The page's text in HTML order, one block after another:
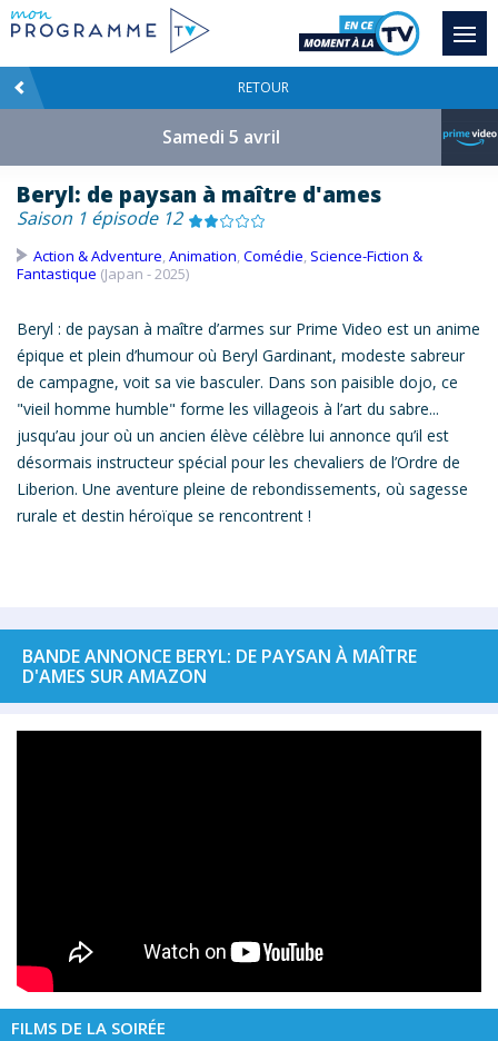
RETOUR
Samedi 5 avril
Beryl: de paysan à maître d'ames
Saison 1 épisode 12
Action & Adventure,Animation,Comédie, Science-Fiction &
Fantastique (Japan - 2025)
Beryl : de paysan à maître d’armes sur Prime Video est un anime
épique et plein d’humour où Beryl Gardinant, modeste sabreur
de campagne, voit sa vie basculer. Dans son paisible dojo, ce
"vieil homme humble" forme les villageois à l’art du sabre...
jusqu’au jour où un ancien élève célèbre lui annonce qu’il est
désormais instructeur spécial pour les chevaliers de l’Ordre de
Liberion. Une aventure pleine de rebondissements, où sagesse
rurale et destin héroïque se rencontrent !
BANDE ANNONCE BERYL: DE PAYSAN À MAÎTRE
D'AMES SUR AMAZON
FILMS DE LA SOIRÉE